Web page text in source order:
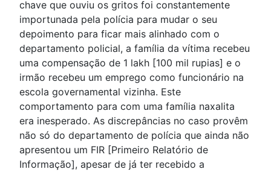
chave que ouviu os gritos foi constantemente
importunada pela polícia para mudar o seu
depoimento para ficar mais alinhado com o
departamento policial, a família da vítima recebeu
uma compensação de 1 lakh [100 mil rupias] e o
irmão recebeu um emprego como funcionário na
escola governamental vizinha. Este
comportamento para com uma família naxalita
era inesperado. As discrepâncias no caso provêm
não só do departamento de polícia que ainda não
apresentou um FIR [Primeiro Relatório de
Informação], apesar de já ter recebido a